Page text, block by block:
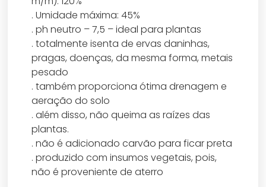
. Umidade máxima: 45%
. ph neutro – 7,5 – ideal para plantas
. totalmente isenta de ervas daninhas,
pragas, doenças, da mesma forma, metais
pesado
. também proporciona ótima drenagem e
aeração do solo
. além disso, não queima as raízes das
plantas.
. não é adicionado carvão para ficar preta
. produzido com insumos vegetais, pois,
não é proveniente de aterro